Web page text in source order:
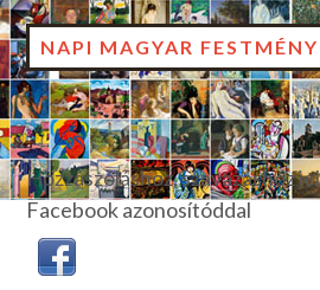
NAPI MAGYAR FESTMÉNY
Hozzászóláshoz, szavazáshoz
Facebook azonosítóddal